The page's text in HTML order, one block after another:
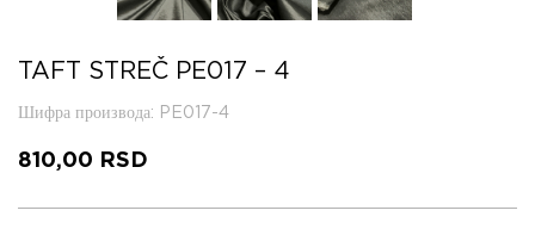
TAFT STREČ PE017 – 4
Шифра производа: PE017-4
810,00 RSD